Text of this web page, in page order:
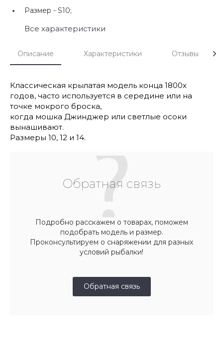
Размер - S10;
Все характеристики
Описание Характеристики Отзывы
Классическая крылатая модель конца 1800х
годов, часто используется в середине или на
точке мокрого броска,
когда мошка Джинджер или светлые осоки
вынашивают.
Размеры 10, 12 и 14.
Обратная связь
Подробно расскажем о товарах, поможем
подобрать модель и размер.
Проконсультируем о снаряжении для разных
условий рыбалки!
Обратная связь